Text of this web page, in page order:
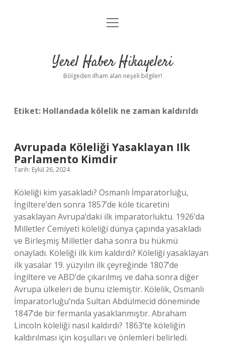
Anasayfa
Yasal Uyarı
menüyü
Yerel Haber Hikayeleri
Bölgeden ilham alan neşeli bilgiler!
Etiket: Hollandada kölelik ne zaman kaldırıldı
Avrupada Köleliği Yasaklayan Ilk
Parlamento Kimdir
Tarih: Eylül 26, 2024
Köleliği kim yasakladı? Osmanlı İmparatorluğu,
İngiltere’den sonra 1857’de köle ticaretini
yasaklayan Avrupa’daki ilk imparatorluktu. 1926’da
Milletler Cemiyeti köleliği dünya çapında yasakladı
ve Birleşmiş Milletler daha sonra bu hükmü
onayladı. Köleliği ilk kim kaldırdı? Köleliği yasaklayan
ilk yasalar 19. yüzyılın ilk çeyreğinde 1807’de
İngiltere ve ABD’de çıkarılmış ve daha sonra diğer
Avrupa ülkeleri de bunu izlemiştir. Kölelik, Osmanlı
İmparatorluğu’nda Sultan Abdülmecid döneminde
1847’de bir fermanla yasaklanmıştır. Abraham
Lincoln köleliği nasıl kaldırdı? 1863’te köleliğin
kaldırılması için koşulları ve önlemleri belirledi.